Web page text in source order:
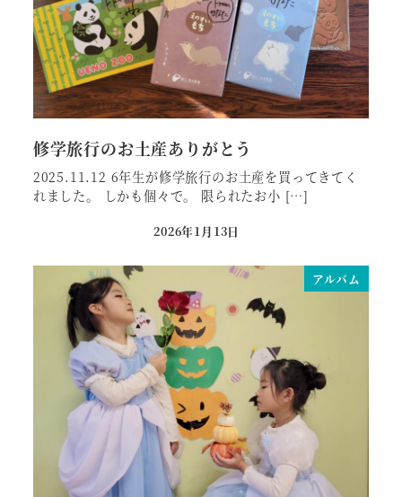
修学旅行のお土産ありがとう
2025.11.12 6年生が修学旅行のお土産を買ってきてく
れました。 しかも個々で。 限られたお小 […]
投稿日
2026年1月13日
アルバム